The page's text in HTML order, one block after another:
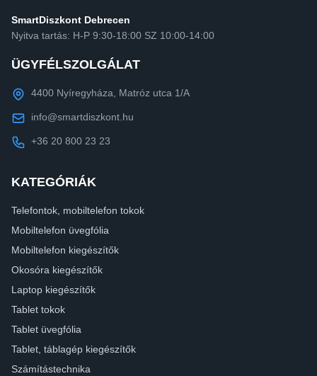
SmartDiszkont Debrecen
Nyitva tartás: H-P 9:30-18:00 SZ 10:00-14:00
ÜGYFÉLSZOLGÁLAT
4400 Nyíregyháza, Matróz utca 1/A
info@smartdiszkont.hu
+36 20 800 23 23
KATEGÓRIÁK
Telefontok, mobiltelefon tokok
Mobiltelefon üvegfólia
Mobiltelefon kiegészítők
Okosóra kiegészítők
Laptop kiegészítők
Tablet tokok
Tablet üvegfólia
Tablet, táblagép kiegészítők
Számítástechnika